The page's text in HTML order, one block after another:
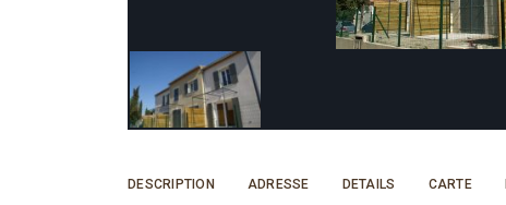
DESCRIPTION ADRESSE DETAILS CARTE